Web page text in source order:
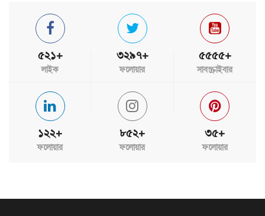
৫২১+
লাইক
৩২৯৭+
ফলোয়ার
৫৫৫৫+
সাবস্ক্রাইবার
১২২+
ফলোয়ার
৮৫২+
ফলোয়ার
৩৫+
ফলোয়ার